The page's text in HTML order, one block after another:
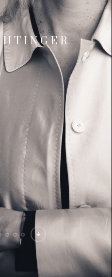
T I N G E R